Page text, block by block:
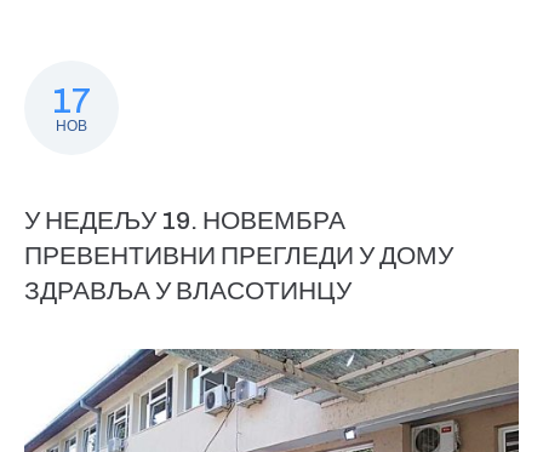
17
НОВ
У НЕДЕЉУ 19. НОВЕМБРА
ПРЕВЕНТИВНИ ПРЕГЛЕДИ У ДОМУ
ЗДРАВЉА У ВЛАСОТИНЦУ